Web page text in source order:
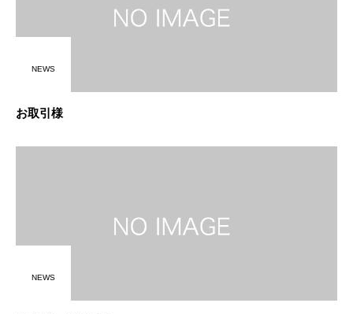
NEWS
お取引様
NEWS